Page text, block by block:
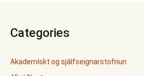
Categories
Akademískt og sjálfseignarstofnun